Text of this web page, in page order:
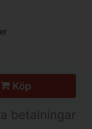
Köp
betalningar